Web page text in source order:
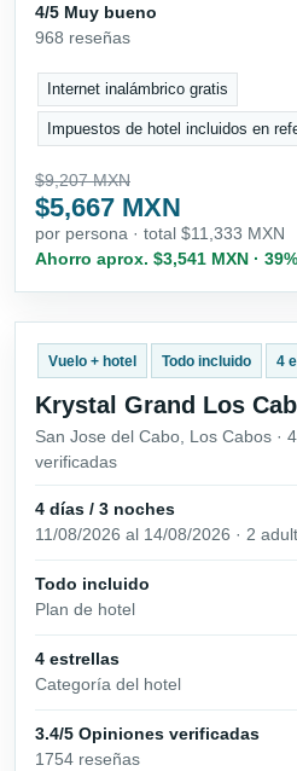
4/5 Muy bueno
968 reseñas
Internet inalámbrico gratis
Impuestos de hotel incluidos en
$9,207 MXN
$5,667 MXN
por persona · total $11,333 MXN
Ahorro aprox. $3,541 MXN · 39%
Vuelo + hotel Todo incluido 4
Krystal Grand Los
San Jose del Cabo, Los Cabos ·
verificadas
4 días / 3 noches
11/08/2026 al 14/08/2026 · 2
Todo incluido
Plan de hotel
4 estrellas
Categoría del hotel
3.4/5 Opiniones verificadas
1754 reseñas